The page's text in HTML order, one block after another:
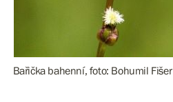
Bařička bahenní, foto: Bohumil Fišer